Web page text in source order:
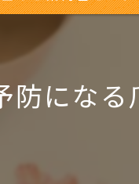
日吉の巻
になる